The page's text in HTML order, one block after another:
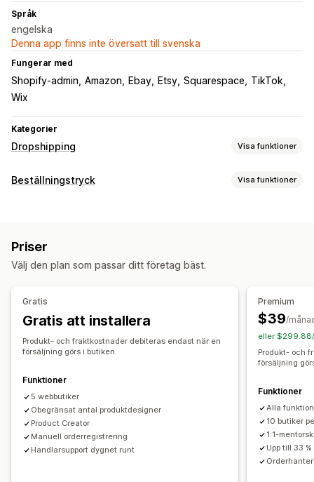
Språk
engelska
Denna app finns inte översatt till svenska
Fungerar med
Shopify-admin Amazon Ebay Etsy Squarespace
TikTok
Wix
Kategorier
Dropshipping Visa funktioner
Vilka produkter du kan köpa in
Inköpsställen
Tjeckien
Beställningstryck Visa funktioner
Personlig anpassning
Leveransalternativ
Vit etikett
Global leverans
Priser
Välj den plan som passar ditt företag bäst.
Gratis
Gratis att installera
Produkt- och fraktkostnader debiteras endast när en
försäljning görs i butiken.
Funktioner
5 webbutiker
Obegränsat antal produktdesigner
Product Creator
Manuell orderregistrering
Handlarsupport dygnet runt
Premium
$39/
eller
Produkt- och
försäljning
Funktioner
Alla
10 butiker
1:1-
Upp till 33